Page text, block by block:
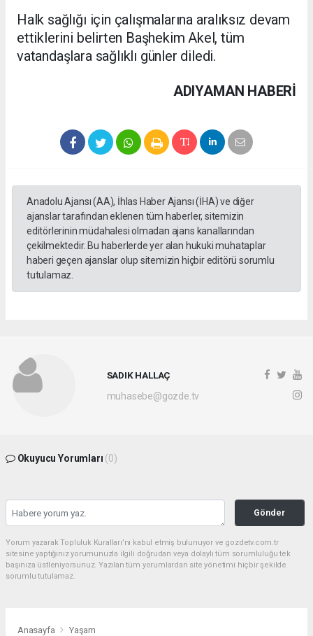
Halk sağlığı için çalışmalarına aralıksız devam
ettiklerini belirten Başhekim Akel, tüm
vatandaşlara sağlıklı günler diledi.
ADIYAMAN HABERİ
Anadolu Ajansı (AA), İhlas Haber Ajansı (İHA) ve diğer
ajanslar tarafından eklenen tüm haberler, sitemizin
editörlerinin müdahalesi olmadan ajans kanallarından
çekilmektedir. Bu haberlerde yer alan hukuki muhataplar
haberi geçen ajanslar olup sitemizin hiçbir editörü sorumlu
tutulamaz.
SADIK HALLAÇ
muhasebe@gozde.tv
Okuyucu Yorumları (0)
Gönder
Yorum yazarak Topluluk Kuralları’nı kabul etmiş bulunuyor ve gozdetv.com.tr
sitesine yaptığınız yorumunuzla ilgili doğrudan veya dolaylı tüm sorumluluğu tek
başınıza üstleniyorsunuz. Yazılan tüm yorumlardan site yönetimi hiçbir şekilde
sorumlu tutulamaz.
Anasayfa Yaşam